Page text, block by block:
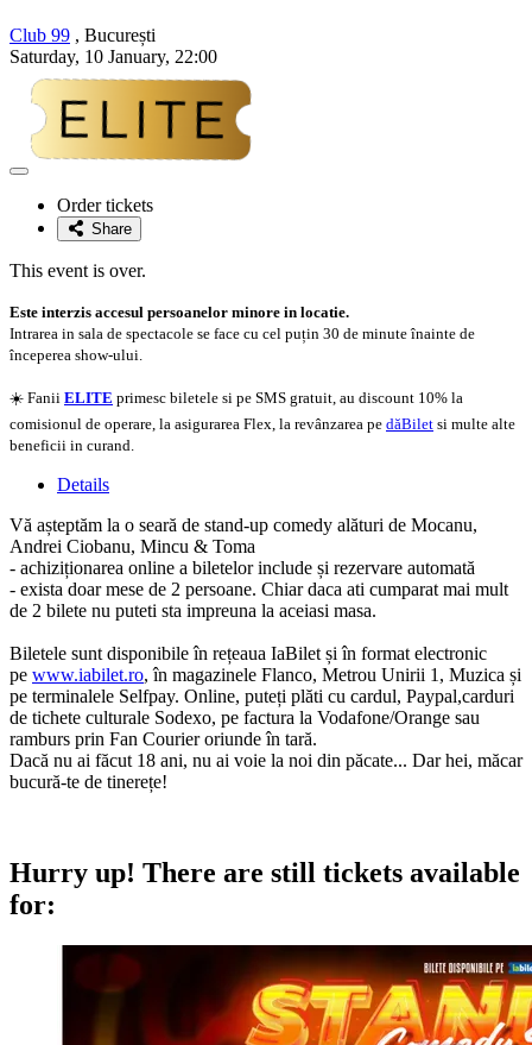
Club 99 , București
Saturday, 10 January, 22:00
Adaugă
favoriteOrder tickets
Share
This event is over.
Este interzis accesul persoanelor minore in locatie.
Intrarea in sala de spectacole se face cu cel puțin 30 de minute înainte de
începerea show-ului.
☀️ Fanii ELITE primesc biletele si pe SMS gratuit, au discount 10% la
comisionul de operare, la asigurarea Flex, la revânzarea pe dăBilet si multe alte
beneficii in curand.
Details
Vă așteptăm la o seară de stand-up comedy alături de Mocanu,
Andrei Ciobanu, Mincu & Toma
- achiziționarea online a biletelor include și rezervare automată
- exista doar mese de 2 persoane. Chiar daca ati cumparat mai mult
de 2 bilete nu puteti sta impreuna la aceiasi masa.
Biletele sunt disponibile în rețeaua IaBilet și în format electronic
pe www.iabilet.ro, în magazinele Flanco, Metrou Unirii 1, Muzica și
pe terminalele Selfpay. Online, puteți plăti cu cardul, Paypal,carduri
de tichete culturale Sodexo, pe factura la Vodafone/Orange sau
ramburs prin Fan Courier oriunde în tară.
Dacă nu ai făcut 18 ani, nu ai voie la noi din păcate... Dar hei, măcar
bucură-te de tinerețe!
Hurry up! There are still tickets available
for: